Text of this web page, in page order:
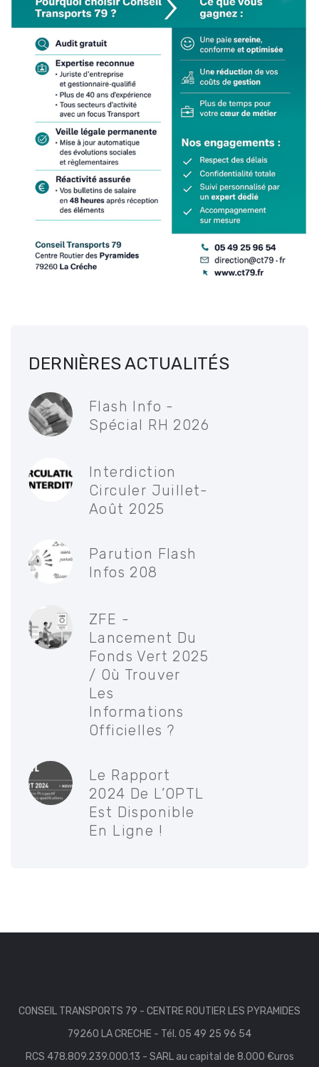
DERNIÈRES ACTUALITÉS
Flash Info -
Spécial RH 2026
Interdiction
Circuler Juillet-
Août 2025
Parution Flash
Infos 208
ZFE -
Lancement Du
Fonds Vert 2025
/ Où Trouver
Les
Informations
Officielles ?
Le Rapport
2024 De L’OPTL
Est Disponible
En Ligne !
CONSEIL TRANSPORTS 79 - CENTRE ROUTIER LES PYRAMIDES
79260 LA CRECHE - Tél. 05 49 25 96 54
RCS 478.809.239.000.13 - SARL au capital de 8.000 €uros